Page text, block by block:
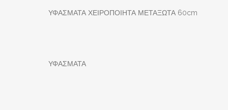
ΥΦΑΣΜΑΤΑ ΧΕΙΡΟΠΟΙΗΤΑ ΜΕΤΑΞΩΤΑ 60cm
ΥΦΑΣΜΑΤΑ